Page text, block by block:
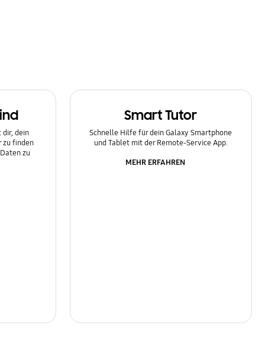
dir, dein
zu finden
zu
Smart Tutor
Schnelle Hilfe für dein Galaxy Smartphone
und Tablet mit der Remote-Service App.
MEHR ERFAHREN